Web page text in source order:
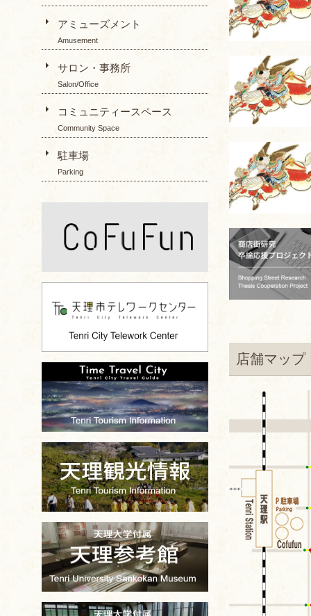
店舗マップ
アミューズメント
Amusement
サロン・事務所
Salon/Office
コミュニティースペース
Community Space
駐車場
Parking